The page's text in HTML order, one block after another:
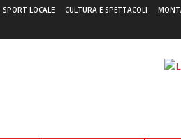
SPORT LOCALE CULTURA E SPETTACOLI